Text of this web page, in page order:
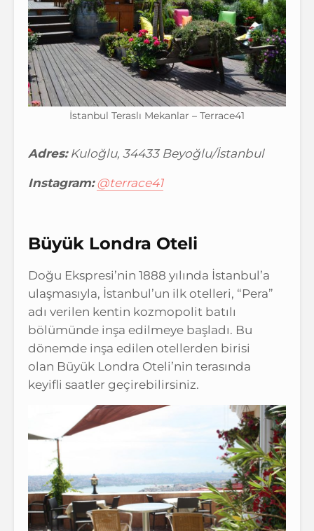
İstanbul Teraslı Mekanlar – Terrace41
Adres: Kuloğlu, 34433 Beyoğlu/İstanbul
Instagram: @terrace41
Büyük Londra Oteli
Doğu Ekspresi’nin 1888 yılında İstanbul’a
ulaşmasıyla, İstanbul’un ilk otelleri, “Pera”
adı verilen kentin kozmopolit batılı
bölümünde inşa edilmeye başladı. Bu
dönemde inşa edilen otellerden birisi
olan Büyük Londra Oteli’nin terasında
keyifli saatler geçirebilirsiniz.